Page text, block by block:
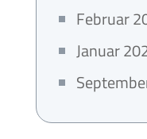
Februar
Januar